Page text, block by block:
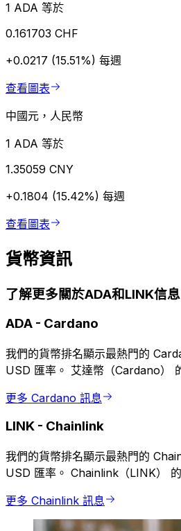
1 ADA 等於
0.161703 CHF
+0.0217 (15.51%) 每週
查看圖表
中國元，人民幣
1 ADA 等於
1.35059 CNY
+0.1804 (15.42%) 每週
查看圖表
貨幣資訊
了解更多關於ADA和LINK信息
ADA - Cardano
我們的貨幣排名顯示最熱門的
USD 匯率。 艾達幣（Cardano）
更多 Cardano 訊息
LINK - Chainlink
我們的貨幣排名顯示最熱門的
USD 匯率。 Chainlink（LINK）
更多 Chainlink 訊息